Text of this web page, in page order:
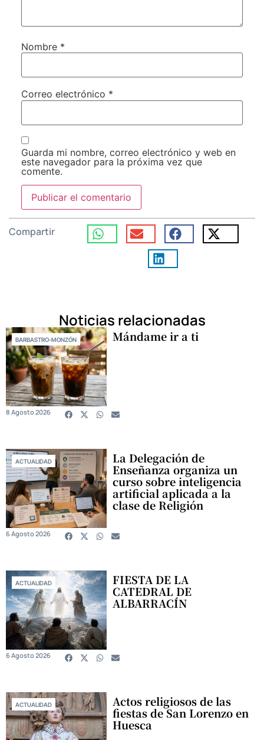
Nombre *
Correo electrónico *
Guarda mi nombre, correo electrónico y web en
este navegador para la próxima vez que
comente.
Compartir
Noticias relacionadas
BARBASTRO-MONZÓN Mándame ir a ti
8 Agosto 2026
ACTUALIDAD La Delegación de
Enseñanza organiza un
curso sobre inteligencia
artificial aplicada a la
clase de Religión
6 Agosto 2026
ACTUALIDAD FIESTA DE LA
CATEDRAL DE
ALBARRACÍN
6 Agosto 2026
ACTUALIDAD Actos religiosos de las
fiestas de San Lorenzo en
Huesca